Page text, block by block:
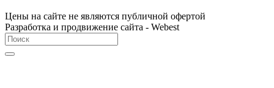
Цены на сайте не являются публичной офертой
Разработка и продвижение сайта - Webest